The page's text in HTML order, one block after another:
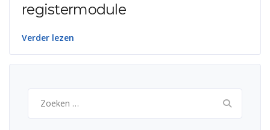
registermodule
Verder lezen
naar: